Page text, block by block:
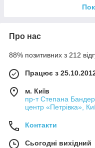
Про нас
88% позитивних з 212
Працює з
м. Київ
пр-т Степана
центр «Петрівка»,
Контакти
Сьогодні вихідний